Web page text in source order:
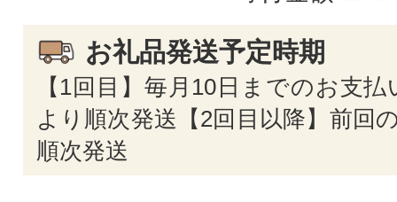
お礼品発送予定時期
【1回目】毎月10日までのお支
より順次発送【2回目以降】前回
順次発送